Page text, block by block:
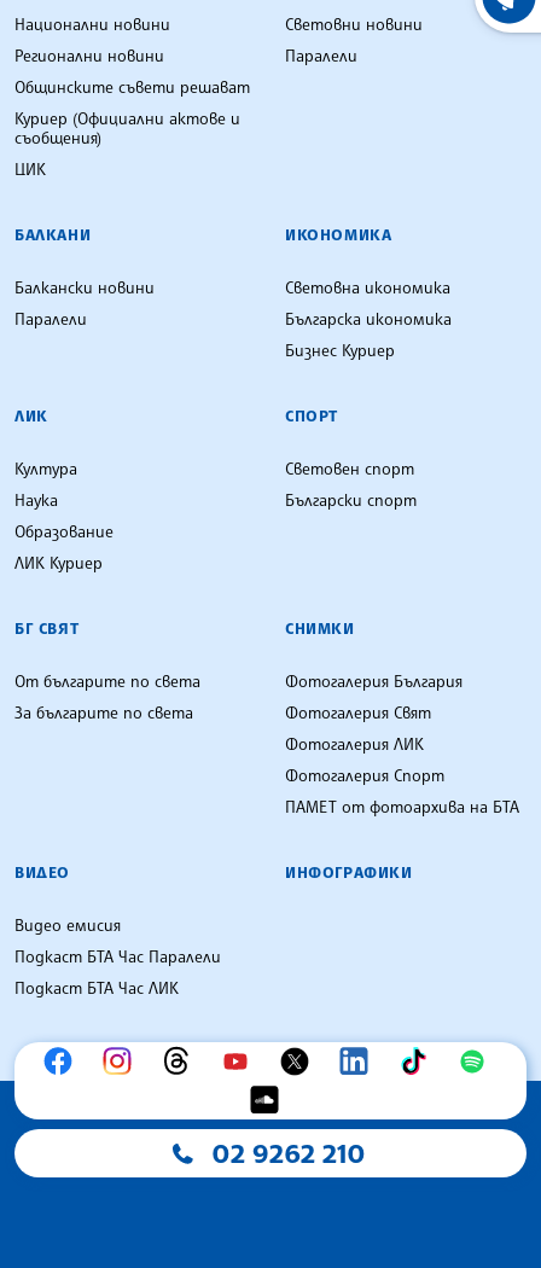
Национални новини
Регионални новини
Общинските съвети решават
Куриер (Официални актове и
съобщения)
ЦИК
Световни новини
Паралели
БАЛКАНИ
Балкански новини
Паралели
ИКОНОМИКА
Световна икономика
Българска икономика
Бизнес Куриер
ЛИК
Култура
Наука
Образование
ЛИК Куриер
СПОРТ
Световен спорт
Български спорт
БГ СВЯТ
От българите по света
За българите по света
СНИМКИ
Фотогалерия България
Фотогалерия Свят
Фотогалерия ЛИК
Фотогалерия Спорт
ПАМЕТ от фотоархива на БТА
ВИДЕО
Видео емисия
Подкаст БТА Час Паралели
Подкаст БТА Час ЛИК
ИНФОГРАФИКИ
02 9262 210